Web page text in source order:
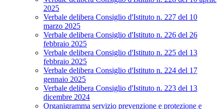
2025
Verbale delibera Consiglio d'Istituto n. 227 del 10
marzo 2025
Verbale delibera Consiglio d'Istituto n. 226 del 26
febbraio 2025
Verbale delibera Consiglio d'Istituto n. 225 del 13
febbraio 2025
Verbale delibera Consiglio d'Istituto n. 224 del 17
gennaio 2025
Verbale delibera Consiglio d'Istituto n. 223 del 13
dicembre 2024
Organigramma servizio prevenzione e protezione e